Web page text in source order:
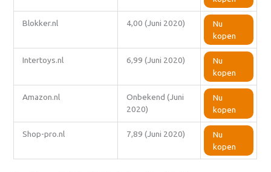
Blokker.nl 4,00 (Juni 2020)
Nu
kopen
Intertoys.nl 6,99 (Juni 2020)
Nu
kopen
Amazon.nl
Onbekend (Juni
2020)
Nu
kopen
Shop-pro.nl 7,89 (Juni 2020)
Nu
kopen